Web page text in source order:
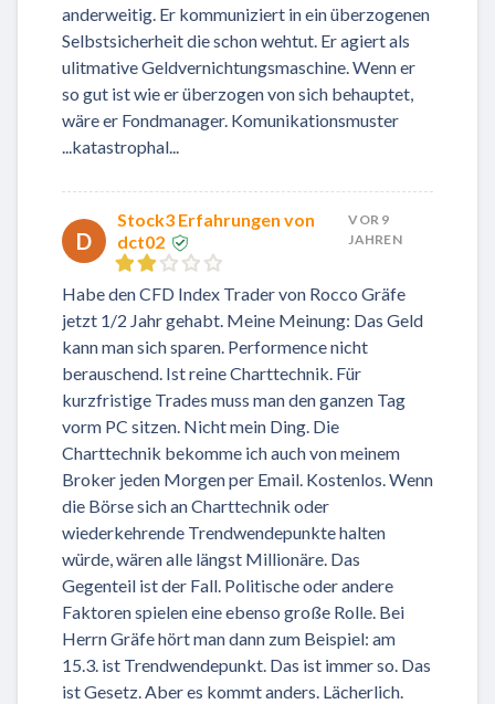
anderweitig. Er kommuniziert in ein überzogenen
Selbstsicherheit die schon wehtut. Er agiert als
ulitmative Geldvernichtungsmaschine. Wenn er
so gut ist wie er überzogen von sich behauptet,
wäre er Fondmanager. Komunikationsmuster
...katastrophal...
D
Stock3 Erfahrungen von
dct02
VOR 9
JAHREN
Habe den CFD Index Trader von Rocco Gräfe
jetzt 1/2 Jahr gehabt. Meine Meinung: Das Geld
kann man sich sparen. Performence nicht
berauschend. Ist reine Charttechnik. Für
kurzfristige Trades muss man den ganzen Tag
vorm PC sitzen. Nicht mein Ding. Die
Charttechnik bekomme ich auch von meinem
Broker jeden Morgen per Email. Kostenlos. Wenn
die Börse sich an Charttechnik oder
wiederkehrende Trendwendepunkte halten
würde, wären alle längst Millionäre. Das
Gegenteil ist der Fall. Politische oder andere
Faktoren spielen eine ebenso große Rolle. Bei
Herrn Gräfe hört man dann zum Beispiel: am
15.3. ist Trendwendepunkt. Das ist immer so. Das
ist Gesetz. Aber es kommt anders. Lächerlich.